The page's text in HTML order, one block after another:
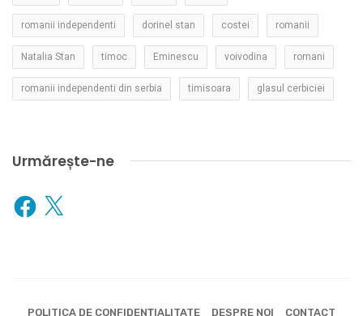
romanii independenti dorinel stan costei romanii
Natalia Stan timoc Eminescu voivodina romani
romanii independenti din serbia timisoara glasul cerbiciei
Urmărește-ne
Facebook
X
POLITICA DE CONFIDENȚIALITATE DESPRE NOI CONTACT